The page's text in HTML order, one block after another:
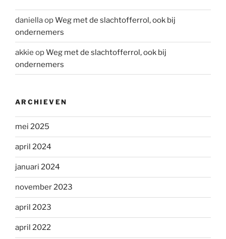
daniellaopWeg met de slachtofferrol, ook bij
ondernemers
akkie opWeg met de slachtofferrol, ook bij
ondernemers
ARCHIEVEN
mei 2025
april 2024
januari 2024
november 2023
april 2023
april 2022